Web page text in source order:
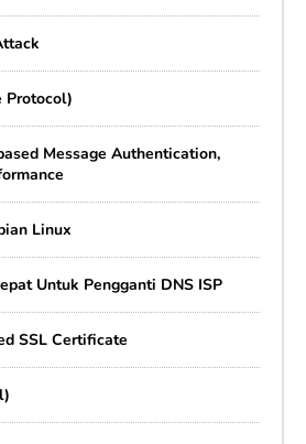
Protocol)
Message Authentication,
Linux
Untuk Pengganti DNS ISP
SSL Certificate